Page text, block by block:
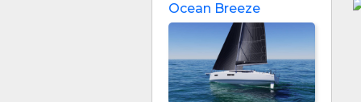
Ocean Breeze